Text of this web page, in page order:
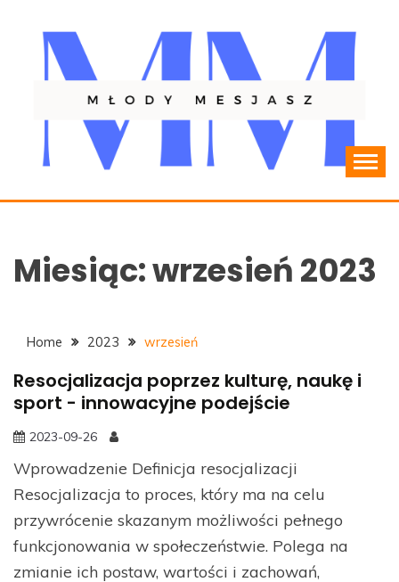
content
MLODYMESJASZ.PL
Miesiąc:wrzesień 2023
Home 2023 wrzesień
Resocjalizacja poprzez kulturę, naukę i
sport - innowacyjne podejście
2023-09-26
Wprowadzenie Definicja resocjalizacji
Resocjalizacja to proces, który ma na celu
przywrócenie skazanym możliwości pełnego
funkcjonowania w społeczeństwie. Polega na
zmianie ich postaw, wartości i zachowań,